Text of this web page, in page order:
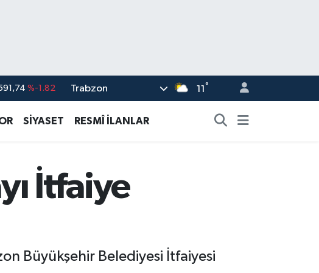
%0.02
%0.19
%0
Trabzon 11 °
SİYASET RESMÎ İLANLAR
İtfaiye
Büyükşehir Belediyesi İtfaiyesi